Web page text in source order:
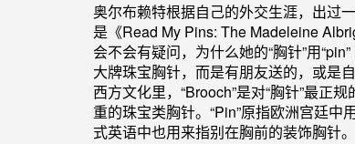
奥尔布赖特根据自己的外交生涯， 出过
是《Read My Pins: The Madeleine
会不会有疑问，为什么她的“胸针”用“pin”
大牌珠宝胸针，而是有朋友送的，或是
西方文化里，“Brooch”是对“胸针”最正规
重的珠宝类胸针。“Pin”原指欧洲宫廷中
式英语中也用来指别在胸前的装饰胸针。